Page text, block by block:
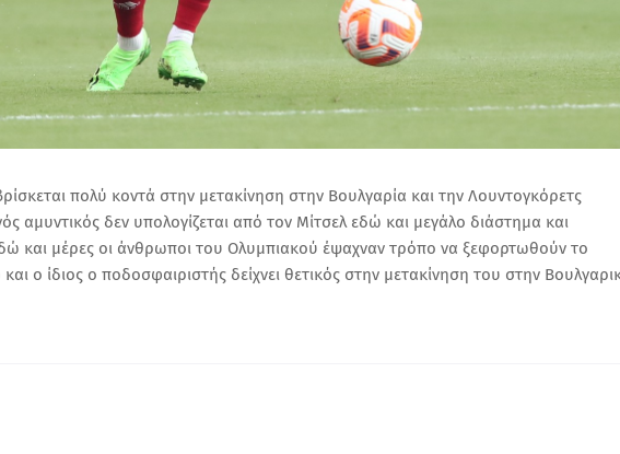
πολύ κοντά στην μετακίνηση στην Βουλγαρία και την Λουντογκόρετς
αμυντικός δεν υπολογίζεται από τον Μίτσελ εδώ και μεγάλο διάστημα και
και μέρες οι άνθρωποι του Ολυμπιακού έψαχναν τρόπο να ξεφορτωθούν το
ο ίδιος ο ποδοσφαιριστής δείχνει θετικός στην μετακίνηση του στην